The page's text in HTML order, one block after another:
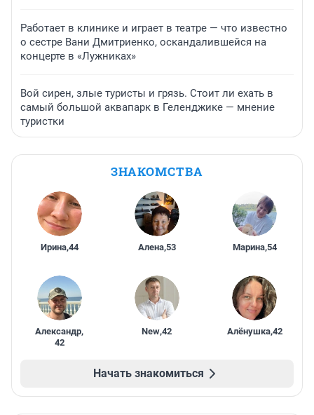
Работает в клинике и играет в театре — что известно
о сестре Вани Дмитриенко, оскандалившейся на
концерте в «Лужниках»
Вой сирен, злые туристы и грязь. Стоит ли ехать в
самый большой аквапарк в Геленджике — мнение
туристки
ЗНАКОМСТВА
Ирина,44 Алена,53 Марина,54
Александр,
42
New,42 Алёнушка,42
Начать знакомиться